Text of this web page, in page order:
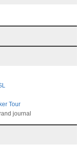
Tour
journal